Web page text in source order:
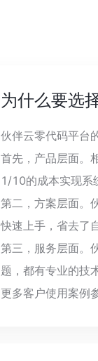
为什么要选
伙伴云零代码平台
首先，产品层面。
1/10的成本实现系
第二，方案层面。
快速上手，省去了
第三，服务层面。
题，都有专业的技
更多客户使用案例